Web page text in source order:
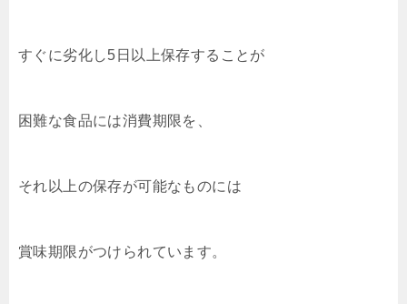
すぐに劣化し5日以上保存することが
困難な食品には消費期限を、
それ以上の保存が可能なものには
賞味期限がつけられています。